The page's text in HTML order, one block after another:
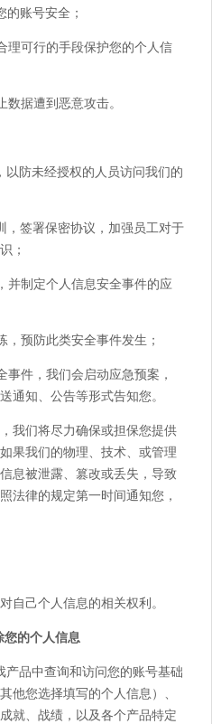
账号安全；
理可行的手段保护您的个人信
据遭到恶意攻击。
以防未经授权的人员访问我们的
，签署保密协议，加强员工对于
；
并制定个人信息安全事件的应
预防此类安全事件发生；
件，我们会启动应急预案，
通知、公告等形式告知您。
我们将尽力确保或担保您提供
果我们的物理、技术、或管理
息被泄露、篡改或丢失，导致
法律的规定第一时间通知您，
自己个人信息的相关权利。
您的个人信息
产品中查询和访问您的账号基础
他您选择填写的个人信息）、
就、战绩，以及各个产品特定